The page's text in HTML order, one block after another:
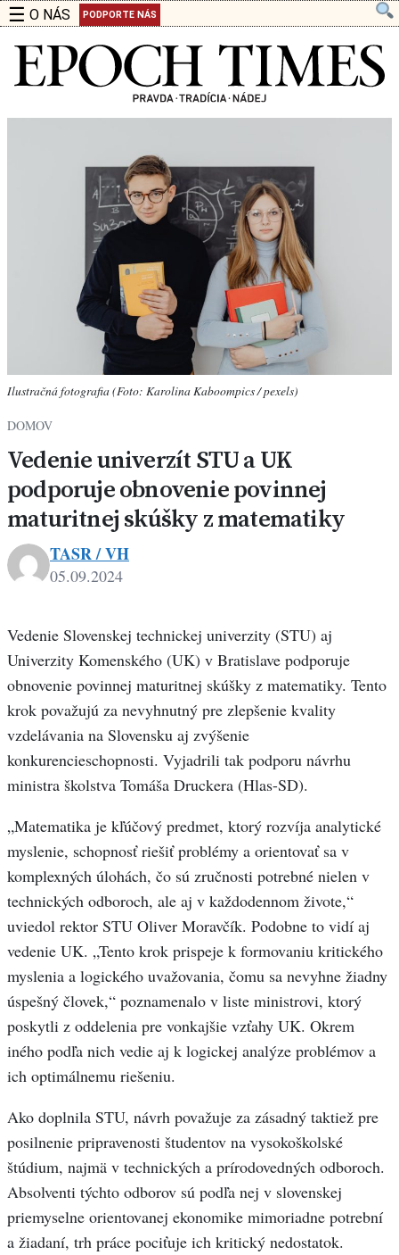
☰ O NÁS PODPORTE NÁS
Ilustračná fotografia (Foto: Karolina Kaboompics / pexels)
DOMOV
Vedenie univerzít STU a UK
podporuje obnovenie povinnej
maturitnej skúšky z matematiky
TASR / VH
05.09.2024
Vedenie Slovenskej technickej univerzity (STU) aj
Univerzity Komenského (UK) v Bratislave podporuje
obnovenie povinnej maturitnej skúšky z matematiky. Tento
krok považujú za nevyhnutný pre zlepšenie kvality
vzdelávania na Slovensku aj zvýšenie
konkurencieschopnosti. Vyjadrili tak podporu návrhu
ministra školstva Tomáša Druckera (Hlas-SD).
„Matematika je kľúčový predmet, ktorý rozvíja analytické
myslenie, schopnosť riešiť problémy a orientovať sa v
komplexných úlohách, čo sú zručnosti potrebné nielen v
technických odboroch, ale aj v každodennom živote,“
uviedol rektor STU Oliver Moravčík. Podobne to vidí aj
vedenie UK. „Tento krok prispeje k formovaniu kritického
myslenia a logického uvažovania, čomu sa nevyhne žiadny
úspešný človek,“ poznamenalo v liste ministrovi, ktorý
poskytli z oddelenia pre vonkajšie vzťahy UK. Okrem
iného podľa nich vedie aj k logickej analýze problémov a
ich optimálnemu riešeniu.
Ako doplnila STU, návrh považuje za zásadný taktiež pre
posilnenie pripravenosti študentov na vysokoškolské
štúdium, najmä v technických a prírodovedných odboroch.
Absolventi týchto odborov sú podľa nej v slovenskej
priemyselne orientovanej ekonomike mimoriadne potrební
a žiadaní, trh práce pociťuje ich kritický nedostatok.